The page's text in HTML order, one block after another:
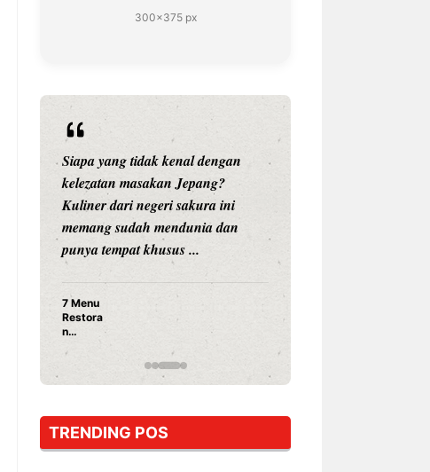
300×375 px
Siapa yang tidak kenal dengan
kelezatan masakan Jepang?
Kuliner dari negeri sakura ini
memang sudah mendunia dan
punya tempat khusus ...
7 Menu
Restora
n
yang
Dicoba,
Cuma
Sushi!
TRENDING POS